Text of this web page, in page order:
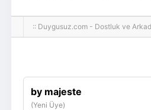
hoş geldin ziyaretçi! Aramıza
:: Duygusuz.com - Dostluk ve
by majeste
(Yeni Üye)